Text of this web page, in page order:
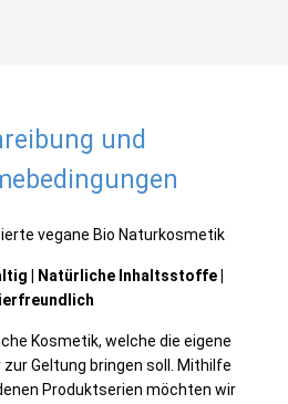
und
vegane Bio Naturkosmetik
| Natürliche Inhaltsstoffe |
Kosmetik, welche die eigene
Geltung bringen soll. Mithilfe
Produktserien möchten wir